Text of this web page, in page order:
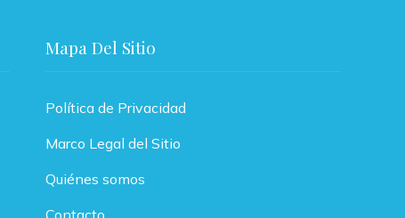
Mapa Del Sitio
Política de Privacidad
Marco Legal del Sitio
Quiénes somos
Contacto